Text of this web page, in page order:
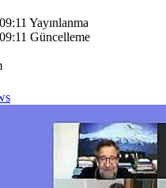
Yayınlanma
Güncelleme